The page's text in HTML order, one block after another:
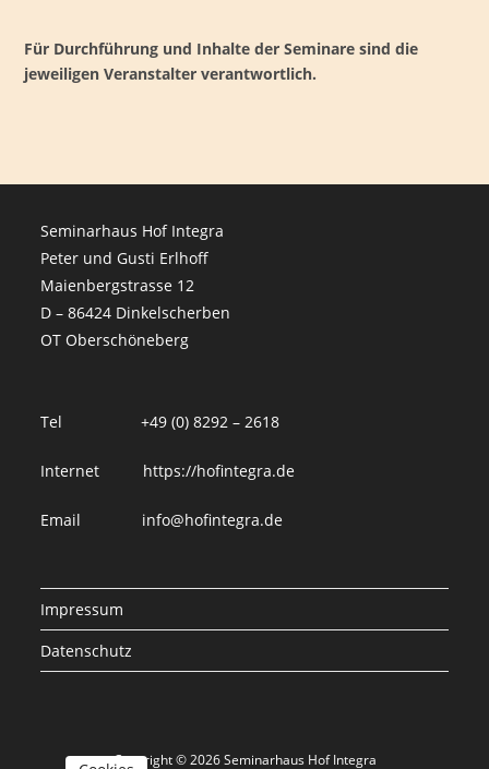
Für Durchführung und Inhalte der Seminare sind die
jeweiligen Veranstalter verantwortlich.
Seminarhaus Hof Integra
Peter und Gusti Erlhoff
Maienbergstrasse 12
D – 86424 Dinkelscherben
OT Oberschöneberg
Tel +49 (0) 8292 – 2618
Internet https://hofintegra.de
Email info@hofintegra.de
Impressum
Datenschutz
Copyright © 2026 Seminarhaus Hof Integra